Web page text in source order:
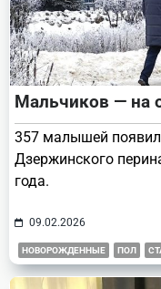
Мальчиков — на
357 малышей
Дзержинского
года.
09.02.2026
НОВОРОЖДЕННЫЕ ПОЛ